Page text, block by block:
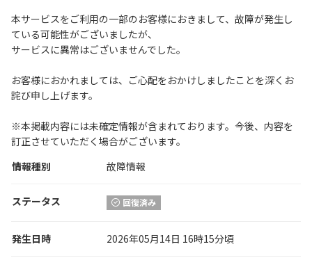
工事・故障情報
各種ダウンロード
お問い合わせ
履歴・お気に入り
お知らせ
NTTドコモビジネスのお客さ
本サービスをご利用の一部のお客様におきまして、故障が発生し
ている可能性がございましたが、
サービスに異常はございませんでした。
お客様におかれましては、ご心配をおかけしましたことを深くお
詫び申し上げます。
※本掲載内容には未確定情報が含まれております。今後、内容を
訂正させていただく場合がございます。
情報種別
故障情報
ステータス 回復済み
発生日時 2026年05月14日 16時15分頃